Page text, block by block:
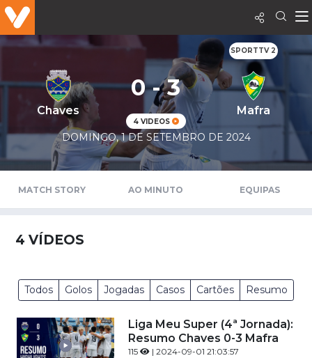
SPORTTV 2
Chaves
0 - 3
4 VIDEOS
Mafra
DOMINGO, 1 DE SETEMBRO DE 2024
MATCH STORY AO MINUTO EQUIPAS
4 VÍDEOS
Todos Golos Jogadas Casos Cartões Resumo
Liga Meu Super (4ª Jornada):
Resumo Chaves 0-3 Mafra
115 | 2024-09-01 21:03:57